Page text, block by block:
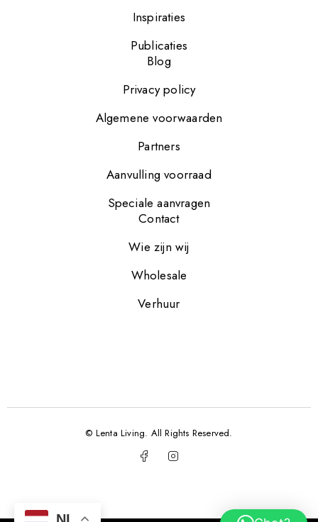
Inspiraties
Publicaties
Blog
Privacy policy
Algemene voorwaarden
Partners
Aanvulling voorraad
Speciale aanvragen
Contact
Wie zijn wij
Wholesale
Verhuur
© Lenta Living. All Rights Reserved.